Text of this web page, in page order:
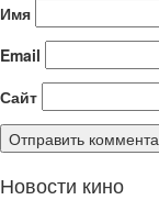
Имя
Email
Сайт
Новости кино